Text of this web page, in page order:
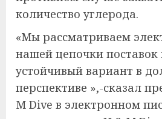
количество углерода.
«Мы рассматриваем
нашей цепочки поставок
устойчивый вариант в
перспективе »,-сказал
M Dive в электронном